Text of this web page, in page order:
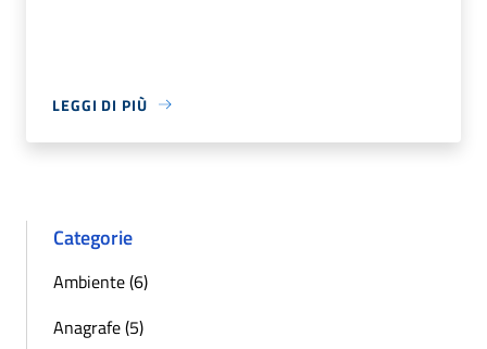
LEGGI DI PIÙ
Categorie
Ambiente (6)
Anagrafe (5)